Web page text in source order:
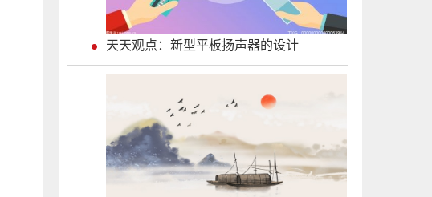
天天观点：新型平板扬声器的设计